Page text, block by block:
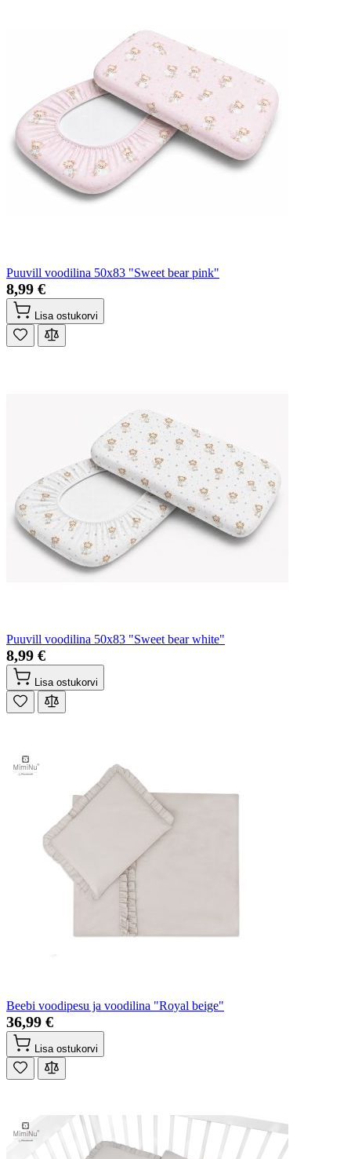
Puuvill voodilina 50x83 "Sweet bear pink"
8,99 €
Lisa ostukorvi
Puuvill voodilina 50x83 "Sweet bear white"
8,99 €
Lisa ostukorvi
Beebi voodipesu ja voodilina "Royal beige"
36,99 €
Lisa ostukorvi